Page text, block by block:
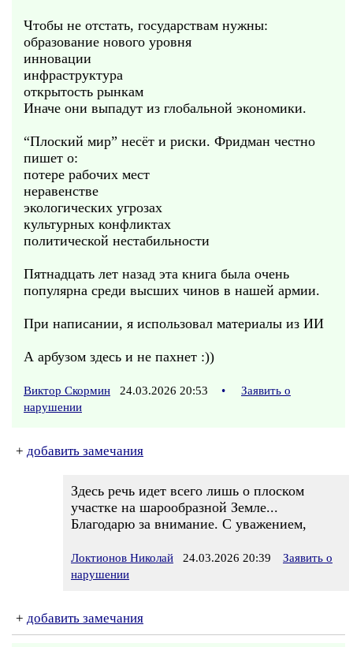
Чтобы не отстать, государствам нужны:
образование нового уровня
инновации
инфраструктура
открытость рынкам
Иначе они выпадут из глобальной экономики.
“Плоский мир” несёт и риски. Фридман честно
пишет о:
потере рабочих мест
неравенстве
экологических угрозах
культурных конфликтах
политической нестабильности
Пятнадцать лет назад эта книга была очень
популярна среди высших чинов в нашей армии.
При написании, я использовал материалы из ИИ
А арбузом здесь и не пахнет :))
Виктор Скормин 24.03.2026 20:53 •
Заявить о
нарушении
+ добавить замечания
Здесь речь идет всего лишь о плоском
участке на шарообразной Земле...
Благодарю за внимание. С уважением,
Локтионов Николай 24.03.2026 20:39
Заявить о
нарушении
+ добавить замечания